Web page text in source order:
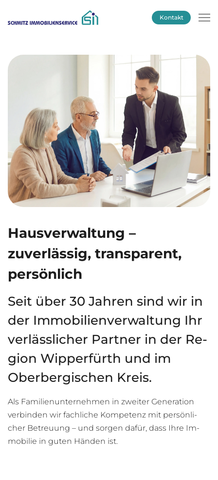
Kontakt
Hausverwaltung –
zuverlässig, transparent,
persönlich
Seit über 30 Jah­ren sind wir in
der Im­mo­bi­li­en­ver­wal­tung Ihr
ver­läss­li­cher Part­ner in der Re­
gi­on Wip­per­fürth und im
Ober­ber­gi­schen Kreis.
Als Fa­mi­li­en­un­ter­neh­men in zwei­ter Ge­ne­ra­ti­on
ver­bin­den wir fach­li­che Kom­pe­tenz mit per­sön­li­
cher Be­treu­ung – und sor­gen da­für, dass Ihre Im­
mo­bi­lie in gu­ten Hän­den ist.